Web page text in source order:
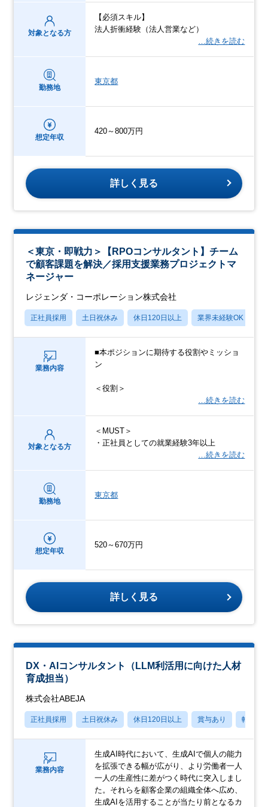
対象となる方
【必須スキル】
法人折衝経験（法人営業など）
…続きを読む
勤務地
東京都
想定年収
420～800万円
詳しく見る
＜東京・即戦力＞【RPOコンサルタント】チーム
で顧客課題を解決／採用支援業務プロジェクトマ
ネージャー
レジェンダ・コーポレーション株式会社
正社員採用 土日祝休み 休日120日以上 業界未経験OK
業務内容
■本ポジションに期待する役割やミッショ
ン
＜役割＞
…続きを読む
対象となる方
＜MUST＞
・正社員としての就業経験3年以上
…続きを読む
勤務地
東京都
想定年収
520～670万円
詳しく見る
DX・AIコンサルタント（LLM利活用に向けた人材
育成担当）
株式会社ABEJA
正社員採用 土日祝休み 休日120日以上 賞与あり 転勤な
業務内容
生成AI時代において、生成AIで個人の能力
を拡張できる幅が広がり、より労働者一人
一人の生産性に差がつく時代に突入しまし
た。それらを顧客企業の組織全体へ広め、
生成AIを活用することが当たり前となるカ